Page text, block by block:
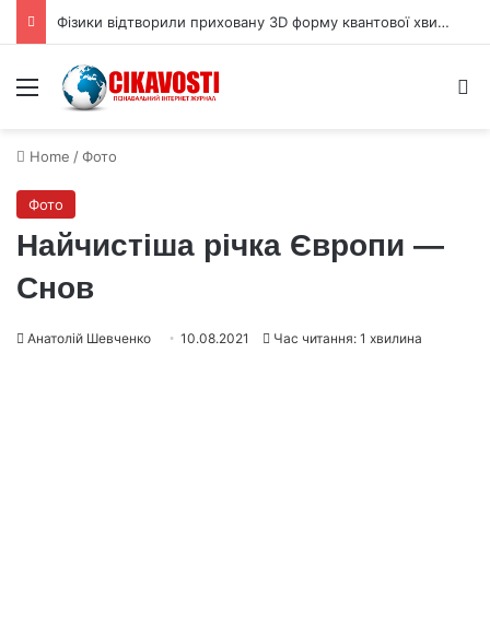
Фізики відтворили приховану 3D форму квантової хвильової функції
Menu
Home /Фото
Фото
Найчистіша річка Європи —
Снов
Анатолій Шевченко 10.08.2021 Час читання: 1 хвилина